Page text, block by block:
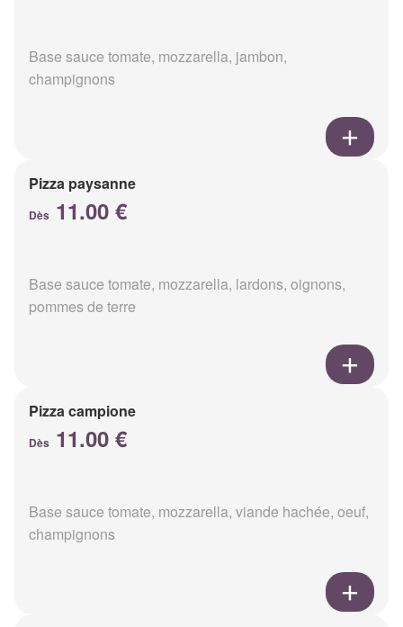
Base sauce tomate, mozzarella, jambon,
champignons
Pizza paysanne
Dès 11.00 €
Base sauce tomate, mozzarella, lardons, oignons,
pommes de terre
Pizza campione
Dès 11.00 €
Base sauce tomate, mozzarella, viande hachée, oeuf,
champignons